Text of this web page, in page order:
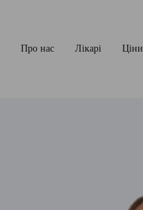
Про нас Лікарі Ціни